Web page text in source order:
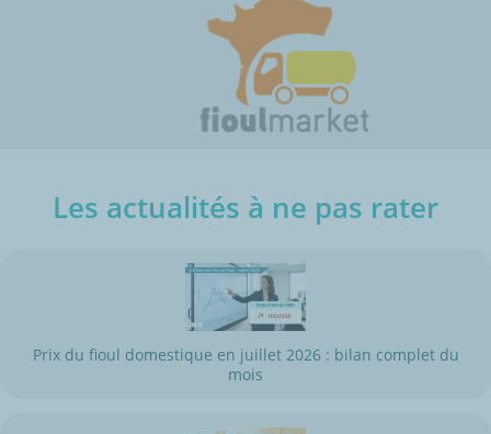
Les actualités à ne pas rater
Prix du fioul domestique en juillet 2026 : bilan complet du
mois